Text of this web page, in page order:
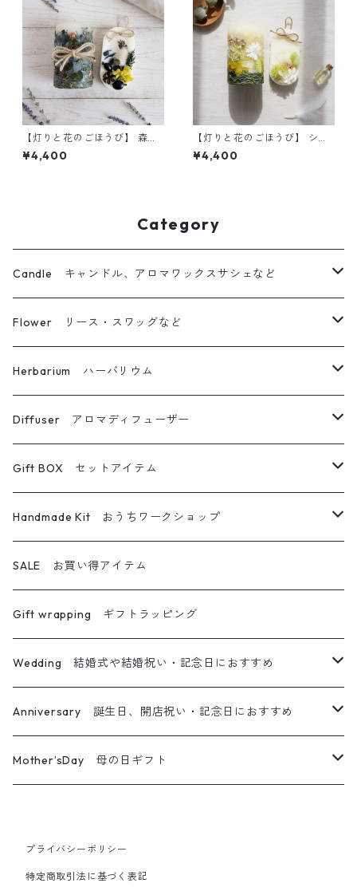
【灯りと花のごほうび】 森林
浴 ｜ボタニカルキャンドルS＆
サシェ
¥4,400
【灯りと花のごほうび】 シャ
ルドネ ｜ボタニカルキャンド
ルS＆サシェ
¥4,400
Category
Candle キャンドル、アロマワックスサシェなど
ボタニカルキャンドル
立体仕上げボタニカルキャンドル
キャンドルホルダー
ボトルキャンドル
グラスキャンドル
アロマワックスサシェ
ティーライトキャンドル
Flower リース・スワッグなど
リース
ブーケ・スワッグ
フォトフレーム
その他フラワー雑貨
Herbarium ハーバリウム
ハーバリウム
ボールペン
メイクブラシ
アロマディフューザー
オイルランプ
Diffuser アロマディフューザー
フラワーディフューザー
フラワーディフューザー専用詰め替えボトル
ハーバリウムディフューザー
Gift BOX セットアイテム
キャンドル＆サシェ
キャンドル＆ブーケ
キャンドル＆リース
キャンドル＆サシェ＆ブーケ
キャンドル＆ホルダー＆ブーケ
Handmade Kit おうちワークショップ
ハーバリウム
ハーバリウムペン
フレームアレンジ
リース
ガラスジャーアレンジ
SALE お買い得アイテム
Gift wrapping ギフトラッピング
Wedding 結婚式や結婚祝い・記念日におすすめ
メッセージ入りキャンドル
ウエルカムボード
その他フラワー雑貨
Anniversary 誕生日、開店祝い・記念日におすすめ
メッセージ入りキャンドル
その他フラワー雑貨
Mother’sDay 母の日ギフト
ギフトセット
プライバシーポリシー
特定商取引法に基づく表記